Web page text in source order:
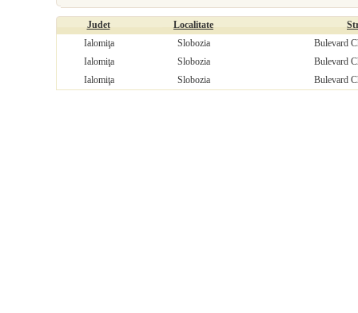
Judet Localitate
Ialomiţa
Slobozia
Bulevard
Ialomiţa
Slobozia
Bulevard
Ialomiţa
Slobozia Bulevard